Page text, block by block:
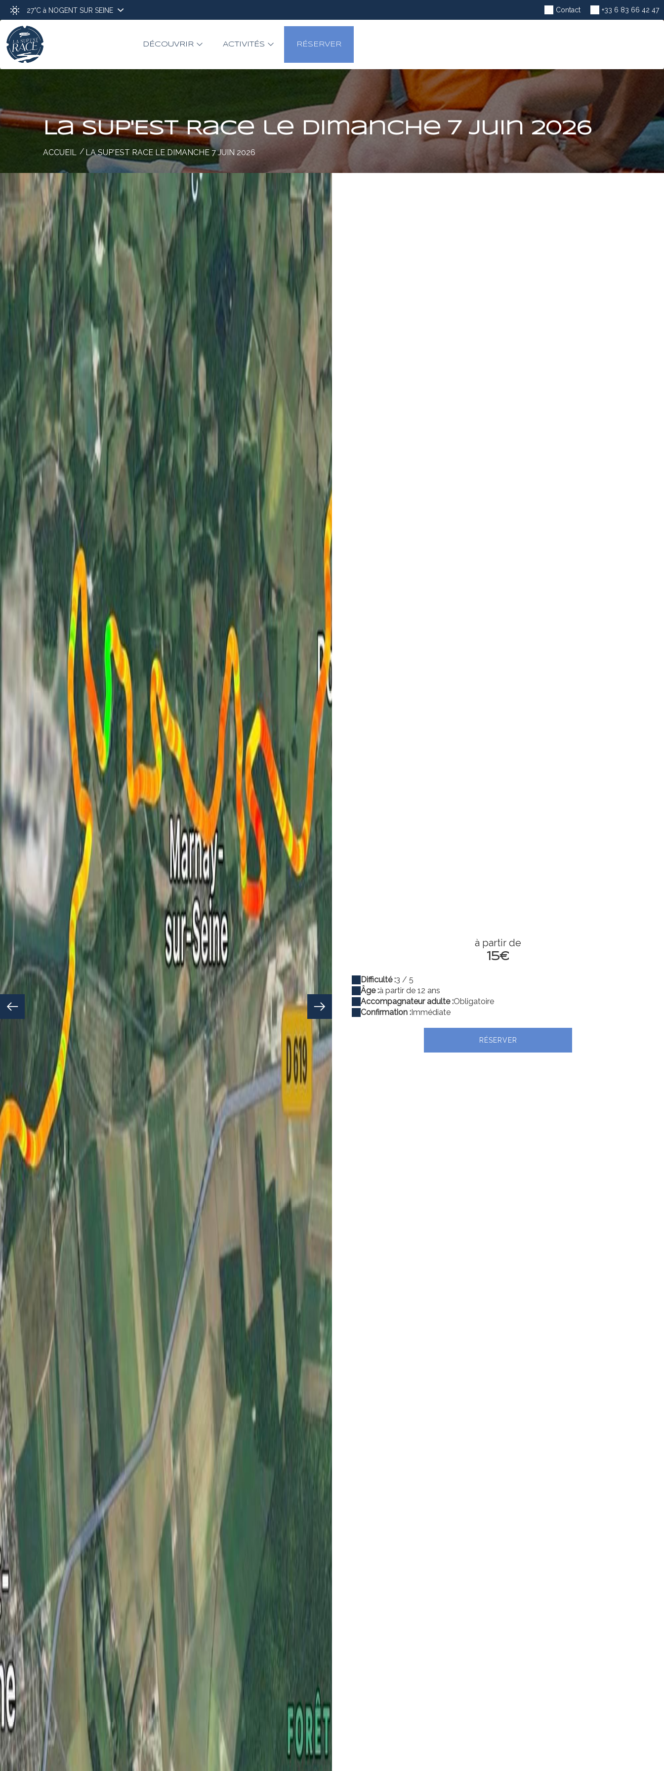
27°C à NOGENT SUR SEINE +33 6 83 66 42 47
Contact
DÉCOUVRIR ACTIVITÉS RÉSERVER
La SUP'Est Race le dimanche 7 juin 2026
ACCUEIL LA SUP'EST RACE LE DIMANCHE 7 JUIN 2026
à partir de
15€
Difficulté :3 / 5
Âge :à partir de 12 ans
Accompagnateur adulte :Obligatoire
Confirmation :Immédiate
RÉSERVER